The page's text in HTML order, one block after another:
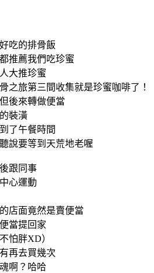
吃的排骨飯
推薦我們吃珍蜜
大推珍蜜
之旅第三間收集就是珍蜜咖啡了！
後來轉做便當
裝潢
了午餐時間
說要等到天荒地老喔
跟同事
心運動
店面竟然是賣便當
當提回家
怕胖XD）
再去買幾次
啊？哈哈